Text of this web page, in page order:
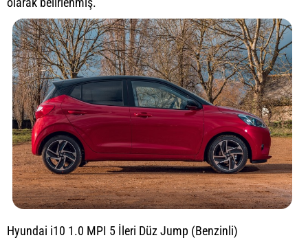
Hyundai i10 1.0 MPI 5 İleri Düz Jump (Benzinli)